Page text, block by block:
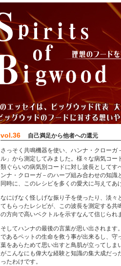
vol.36 自己満足から他者への還元
さっそく共鳴機器を使い、ハンナ・クロー
ル」から測定してみました。様々な病気コ
類ぐらいの病気別コードに対し波長として
ンナ・クローガ－のハーブ組み合わせの知
同時に、このレシピを多くの愛犬に与えてあ
なにげなく怪しげな振り子を使ったり、淡
てもらったレシピが、この波長を測定する
の方向で高いベクトルを示すなんて信じられ
そしてハンナの最後の言葉が思い出されま
であるペットの生命を救う事が出来るし、
葉をあらためて思い出すと鳥肌が立ってしま
がこんなにも偉大な経験と知識の集大成だ
ったわけです。